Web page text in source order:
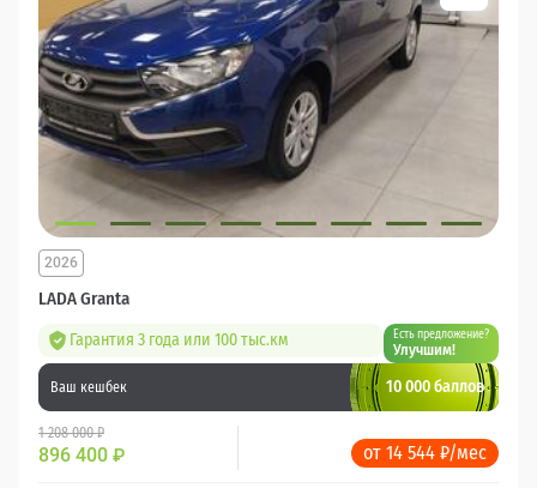
LADA Granta
2026
Гарантия 3 года или 100 тыс.км Есть предложение?
Улучшим!
Ваш кешбек 10 000 баллов
1 208 000 ₽
896 400 ₽ от 14 544 ₽/мес